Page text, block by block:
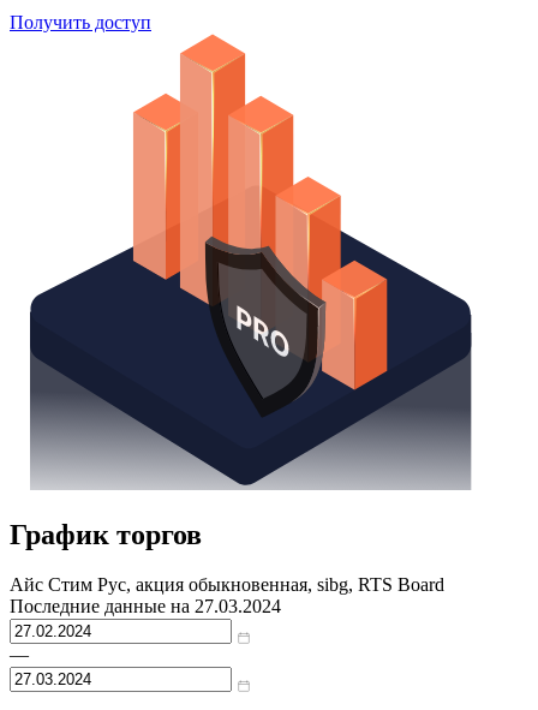
Получить доступ
График торгов
Айс Стим Рус, акция обыкновенная, sibg, RTS Board
Последние данные на 27.03.2024
—